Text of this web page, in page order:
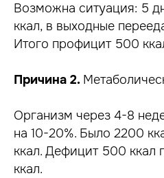
Возможна ситуация: 5
ккал, в выходные
Итого профицит 500
Причина 2.
Организм через 4-8
на 10-20%. Было 2200
ккал. Дефицит 500 ккал
ккал.